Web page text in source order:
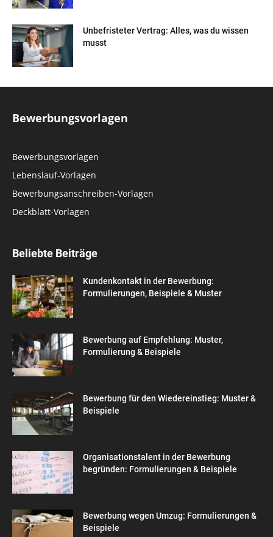
Unbefristeter Vertrag: Alles, was du wissen
musst
Bewerbungsvorlagen
Bewerbungsvorlagen
Lebenslauf-Vorlagen
Bewerbungsanschreiben-Vorlagen
Deckblatt-Vorlagen
Beliebte Beiträge
Kundenkontakt in der Bewerbung:
Formulierungen, Beispiele & Muster
Bewerbung auf Empfehlung: Muster,
Formulierung & Beispiele
Bewerbung für den Wiedereinstieg: Muster &
Beispiele
Organisationstalent in der Bewerbung
begründen: Formulierungen & Beispiele
Bewerbung wegen Umzug: Formulierungen &
Beispiele